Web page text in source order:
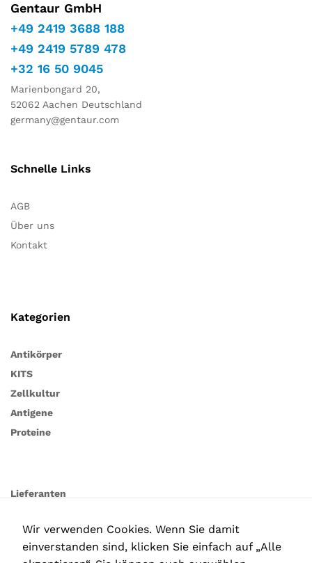
Gentaur GmbH
+49 2419 3688 188
+49 2419 5789 478
+32 16 50 9045
Marienbongard 20,
52062 Aachen Deutschland
germany@gentaur.com
Schnelle Links
AGB
Über uns
Kontakt
Kategorien
Antikörper
KITS
Zellkultur
Antigene
Proteine
Lieferanten
Wir verwenden Cookies. Wenn Sie damit
einverstanden sind, klicken Sie einfach auf „Alle